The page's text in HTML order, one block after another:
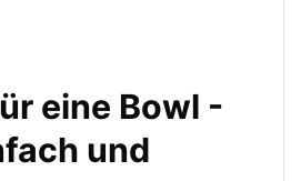
eine Bowl -
und